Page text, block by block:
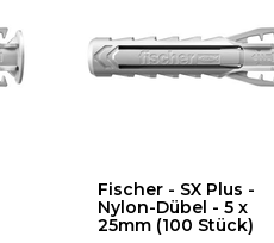
Fischer - SX Plus -
Nylon-Dübel - 5 x
25mm (100 Stück)